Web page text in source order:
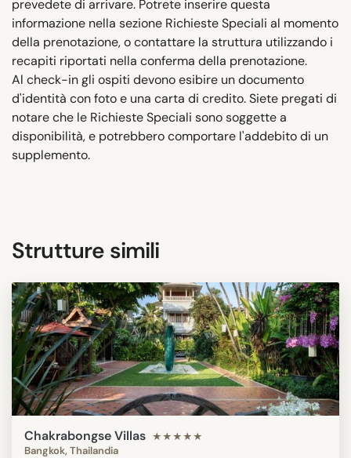
prevedete di arrivare. Potrete inserire questa
informazione nella sezione Richieste Speciali al momento
della prenotazione, o contattare la struttura utilizzando i
recapiti riportati nella conferma della prenotazione.
Al check-in gli ospiti devono esibire un documento
d'identità con foto e una carta di credito. Siete pregati di
notare che le Richieste Speciali sono soggette a
disponibilità, e potrebbero comportare l'addebito di un
supplemento.
Strutture simili
Chakrabongse Villas ★★★★★
Bangkok, Thailandia